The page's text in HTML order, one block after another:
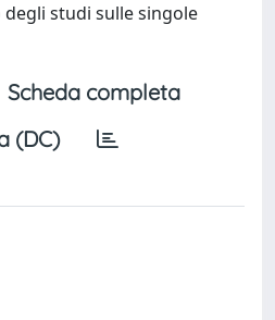
studi sulle singole
Scheda completa
(DC)